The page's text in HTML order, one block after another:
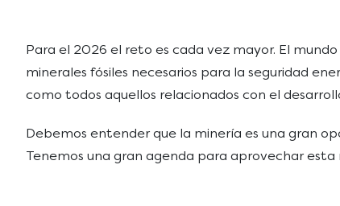
Para el 2026 el reto es cada vez mayor. El
minerales fósiles necesarios para la seguridad
como todos aquellos relacionados con el
Debemos entender que la minería es una gran
Tenemos una gran agenda para aprovechar